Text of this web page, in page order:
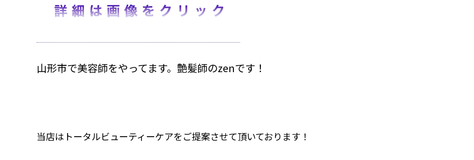
山形市で美容師をやってます。艶髪師のzenです！
当店はトータルビューティーケアをご提案させて頂いております！